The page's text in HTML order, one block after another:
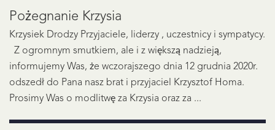
Pożegnanie Krzysia
Krzysiek Drodzy Przyjaciele, liderzy , uczestnicy i sympatycy.
Z ogromnym smutkiem, ale i z większą nadzieją,
informujemy Was, że wczorajszego dnia 12 grudnia 2020r.
odszedł do Pana nasz brat i przyjaciel Krzysztof Homa.
Prosimy Was o modlitwę za Krzysia oraz za ...